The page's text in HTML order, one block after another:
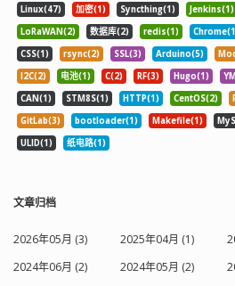
Linux(47)
加密(1) Syncthing(1) Jenkins(1)
LoRaWAN(2)
数据库(2) redis(1)
CSS(1)
rsync(2) SSL(3) Arduino(5)
I2C(2)
电池(1) C(2) RF(3) Hugo(1)
CAN(1)
STM8S(1) HTTP(1) CentOS(2)
GitLab(3)
bootloader(1) Makefile(1)
ULID(1)
纸电路(1)
文章归档
2026年05月 (3) 2025年04月 (1)
2024年06月 (2)
2024年05月 (2)